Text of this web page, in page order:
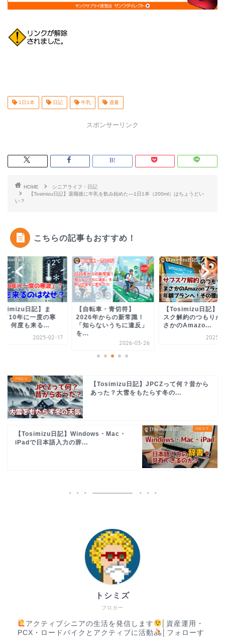
1日1本 日記 牛乳 適量
スポンサーリンク
HOME
シニアライフ・日記
【Tosimizu日記】退職後に牛乳を飲み始めた—1日1本（200ml）はちょうどい
い？
こちらの記事もおすすめ！
日記】ま
「10年に一度の寒
？ 何度も来る...
2025-02-17
【自転車・青切符】
2026年からの新常識！
「知らないうちに違反」
を...
2026-03-26
【Tosimizu日記】
スク解約のつもりが
さかのAmazo...
2025-
【Tosimizu日記】JPCZって何？昔から
あった？大雪をもたらす冬の...
【Tosimizu日記】Windows・Mac・
iPadで日本語入力の辞...
ブロガー
トシミズ
アクティブシニアの生活を発信します
│資産運用・
PCX・ロードバイクとアクティブに活動
│フォローす